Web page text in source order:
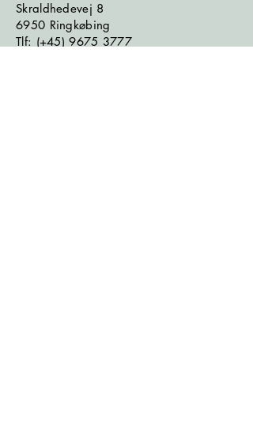
Skraldhedevej 8
6950 Ringkøbing
​​​Tlf: (+45)9675 3777